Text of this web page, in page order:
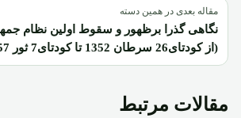
مقاله بعدی در همین دسته
نگاهی گذرا برظهور و سقوط اولین نظام
(از کودتای26 سرطان 1352 تا کودتای7 ثور 1357)
مقالات مرتبط